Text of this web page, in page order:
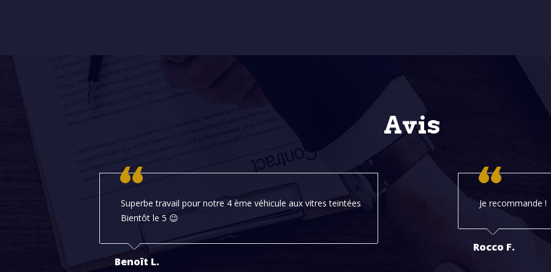
Avis
Superbe travail pour notre 4 ème véhicule aux vitres teintées
Bientôt le 5 😉
Benoît L.
Je recommande !
Rocco F.